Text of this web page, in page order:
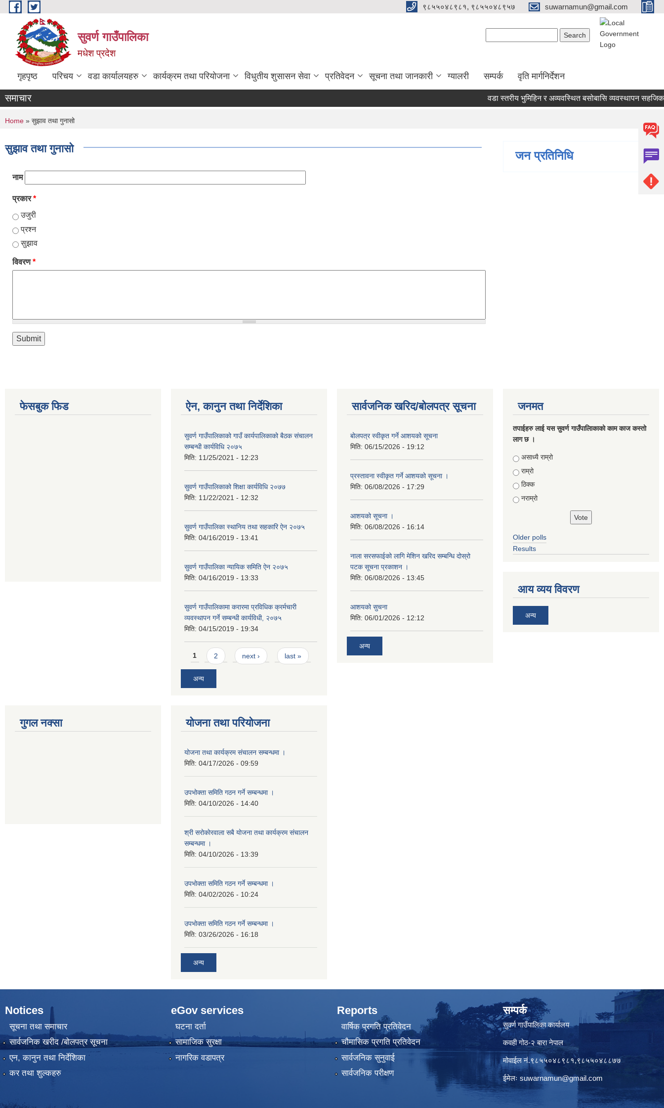
Skip to main content ९८५५०४८९८१, ९८५५०४८९५७ suwarnamun@gmail.com
सुवर्ण गाउँपालिका
मधेश प्रदेश
गृहपृष्ठ परिचय वडा कार्यालयहरु कार्यक्रम तथा परियोजना विधुतीय शुसासन सेवा प्रतिवेदन सूचना तथा जानकारी ग्यालरी सम्पर्क वृति मार्गनिर्देशन
समाचार वडा स्तरीय भुमिहिन र अव्यवस्थित बसोबासि व्यवस्थापन
You are here
Home » सुझाव तथा गुनासो
सुझाव तथा गुनासो
नाम
प्रकार*
उजुरी
प्रश्न
सुझाव
विवरण*
जन प्रतिनिधि
फेसबुक फिड ऐन, कानुन तथा निर्देशिका
सुवर्ण गाउँपालिकाको गाउँ कार्यपालिकाको बैठक संचालन
सम्बन्धी कार्यविधि २०७५
मिति: 11/25/2021 - 12:23
सुवर्ण गाउँपालिकाको शिक्षा कार्यविधि २०७७
मिति: 11/22/2021 - 12:32
सुवर्ण गाउँपालिका स्थानिय तथा सहकारि ऐन २०७५
मिति: 04/16/2019 - 13:41
सुवर्ण गाउँपालिका न्यायिक समिति ऐन २०७५
मिति: 04/16/2019 - 13:33
सुवर्ण गाउँपालिकामा करारमा प्रविधिक क्रर्मचारी
व्यवस्थापन गर्ने सम्बन्धी कार्यविधी, २०७५
मिति: 04/15/2019 - 19:34
Pages
1 2 next › last »
अन्य
सार्वजनिक खरिद/बोलपत्र सूचना
बोलपत्र स्वीकृत गर्ने आशयको सूचना
मिति: 06/15/2026 - 19:12
प्रस्तावना स्वीकृत गर्ने आशयको सूचना ।
मिति: 06/08/2026 - 17:29
आशयको सूचना ।
मिति: 06/08/2026 - 16:14
नाला सरसफाईको लागि मेशिन खरिद सम्बन्धि दोस्रो
पटक सूचना प्रकाशन ।
मिति: 06/08/2026 - 13:45
आशयको सुचना
मिति: 06/01/2026 - 12:12
अन्य
जनमत
तपाईहरु लाई यस सुवर्ण गाउँपालिाकाको काम काज कस्तो
लाग छ ।
Choices
असाध्यै राम्रो
राम्रो
ठिक्क
नराम्रो
Older polls
Results
आय व्यय विवरण
अन्य
गुगल नक्सा योजना तथा परियोजना
योजना तथा कार्यक्रम संचालन सम्बन्धमा ।
मिति: 04/17/2026 - 09:59
उपभोक्ता समिति गठन गर्ने सम्बन्धमा ।
मिति: 04/10/2026 - 14:40
श्री सरोकाेरवाला सबै योजना तथा कार्यक्रम संचालन
सम्बन्धमा ।
मिति: 04/10/2026 - 13:39
उपभोक्ता समिति गठन गर्ने सम्बन्धमा ।
मिति: 04/02/2026 - 10:24
उपभोक्ता समिति गठन गर्ने सम्बन्धमा ।
मिति: 03/26/2026 - 16:18
अन्य
Notices
सूचना तथा समाचार
सार्वजनिक खरीद /बोलपत्र सूचना
एन, कानुन तथा निर्देशिका
कर तथा शुल्कहरु
eGov services
घटना दर्ता
सामाजिक सुरक्षा
नागरिक वडापत्र
Reports
वार्षिक प्रगति प्रतिवेदन
चौमासिक प्रगति प्रतिवेदन
सार्वजनिक सुनुवाई
सार्वजनिक परीक्षण
सम्पर्क
सुवर्ण गाउँपालिका कार्यालय
कवही गोठ-२ बारा नेपाल
मोवाईल नं.९८५५०४८९८१,९८५५०४८८७७
ईमेलः suwarnamun@gmail.com